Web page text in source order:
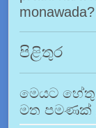
monawada?
පිළිතුර
මෙයට හේතු
මත පමණක්